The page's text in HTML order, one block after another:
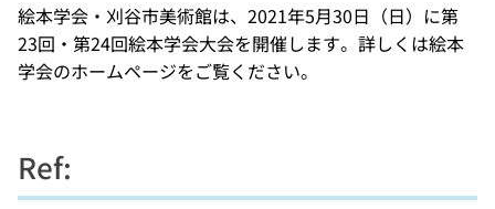
絵本学会・刈谷市美術館は、2021年5月30日（日）に第
23回・第24回絵本学会大会を開催します。詳しくは絵本
学会のホームページをご覧ください。
Ref: